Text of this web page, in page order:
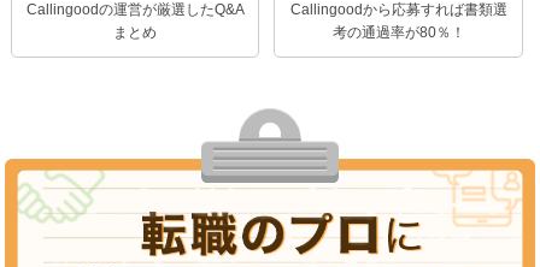
Callingoodの運営が厳選したQ&A
まとめ
Callingoodから応募すれば書類選
考の通過率が80％！